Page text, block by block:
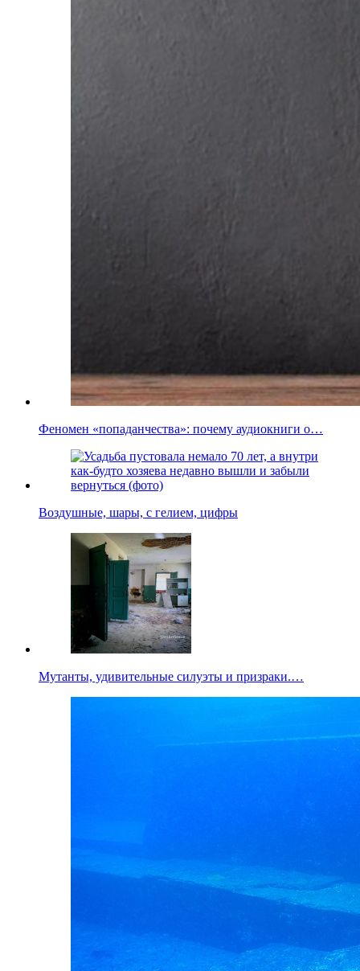
Феномен «попаданчества»: почему аудиокниги о…
Воздушные, шары, с гелием, цифры
Мутанты, удивительные силуэты и призраки.…